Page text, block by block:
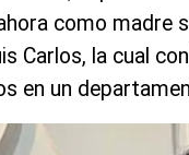
como madre
Carlos, la cual
en un